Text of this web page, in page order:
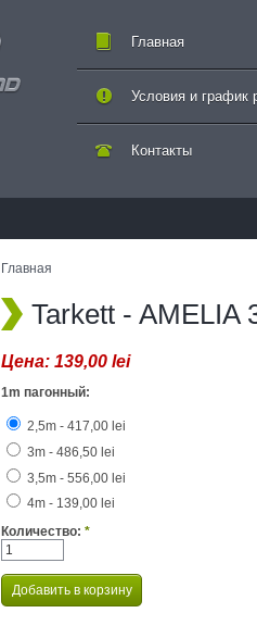
Главная
Контакты
Условия и график
Главная
Tarkett - AMELIA
Цена: 139,00 lei
1m пагонный:
2,5m - 417,00 lei
3m - 486,50 lei
3,5m - 556,00 lei
4m - 139,00 lei
Количество: *